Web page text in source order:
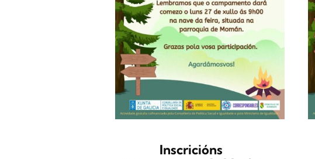
Inscricións